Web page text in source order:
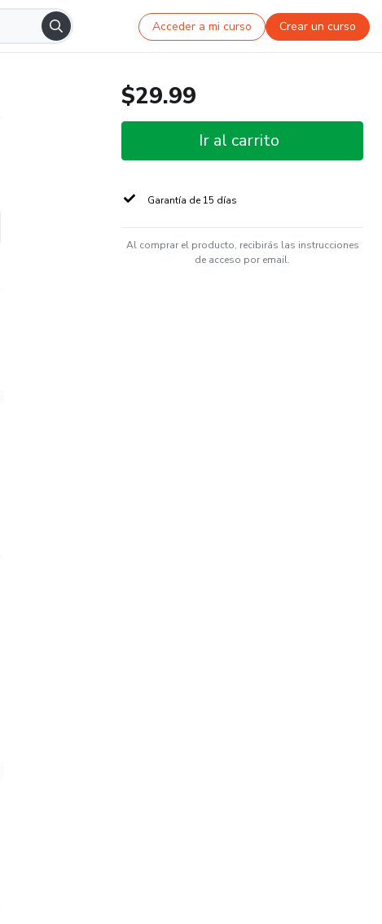
Acceder a mi curso Crear un curso
$29.99
Ir al carrito
Garantía de 15 días
Al comprar el producto, recibirás las instrucciones
de acceso por email.